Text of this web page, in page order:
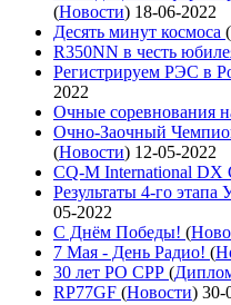
(Новости) 18-06-2022
Десять минут космоса (
R350NN в честь
Регистрируем РЭС в
2022
Очные соревнования
Очно-Заочный
(Новости) 12-05-2022
CQ-M International DX
Результаты 4-го
05-2022
С Днём Победы! (
7 Мая - День Радио! (
30 лет РО СРР (
RP77GF (Новости) 30-